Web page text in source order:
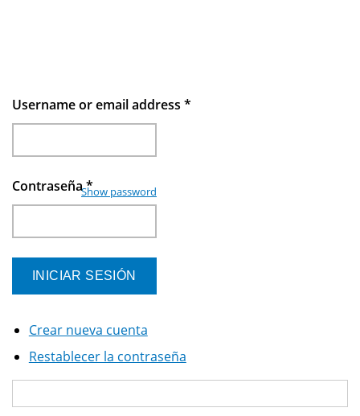
Username or email address *
Contraseña*
Show password
Crear nueva cuenta
Restablecer la contraseña